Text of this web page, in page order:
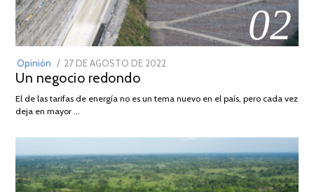
02
Opinión
POSTED
ON
27 DE AGOSTO DE 2022
DE
Un negocio redondo
El de las tarifas de energía no es un tema nuevo en el país, pero cada vez
deja en mayor …